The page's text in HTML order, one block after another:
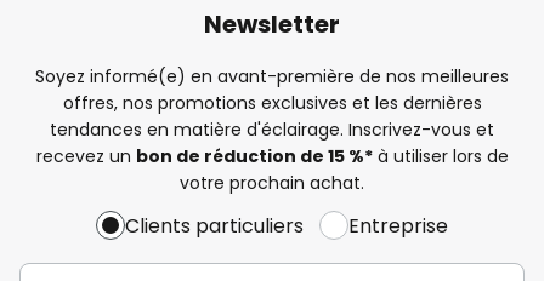
Newsletter
Soyez informé(e) en avant-première de nos meilleures
offres, nos promotions exclusives et les dernières
tendances en matière d'éclairage. Inscrivez-vous et
recevez un bon de réduction de 15 %*à utiliser lors de
votre prochain achat.
Clients particuliers Entreprise